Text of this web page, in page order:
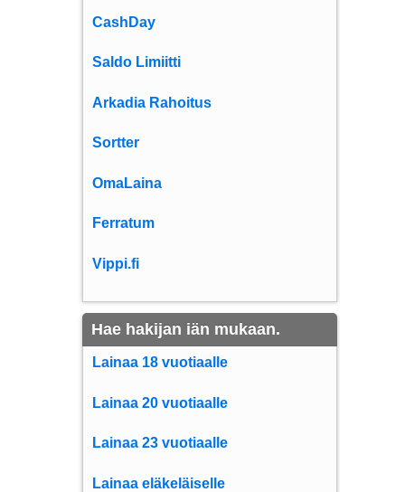
CashDay
Saldo Limiitti
Arkadia Rahoitus
Sortter
OmaLaina
Ferratum
Vippi.fi
Hae hakijan iän mukaan.
Lainaa 18 vuotiaalle
Lainaa 20 vuotiaalle
Lainaa 23 vuotiaalle
Lainaa eläkeläiselle